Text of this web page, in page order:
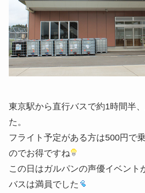
東京駅から直行バスで約1時間半
た。
フライト予定がある方は500円で
のでお得ですね
この日はガルパンの声優イベント
バスは満員でした